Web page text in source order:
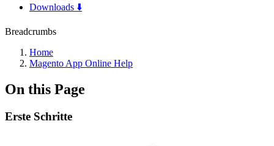
Downloads ⬇️
Breadcrumbs
Home
Magento App Online Help
On this Page
Erste Schritte